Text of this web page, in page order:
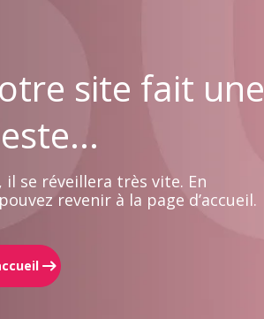
site fait une
il se réveillera très vite. En
revenir à la page d’accueil.